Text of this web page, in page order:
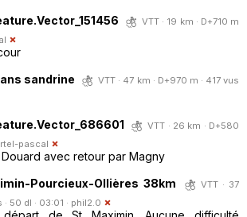
VTT · 19 km · D+710 m
sandrine
VTT · 47 km · D+970 m · 417 vus
VTT · 26 km · D+580
pascal
avec retour par Magny
Pourcieux-Ollières 38km
VTT · 37
50 dl · 03:01 · phil2.0